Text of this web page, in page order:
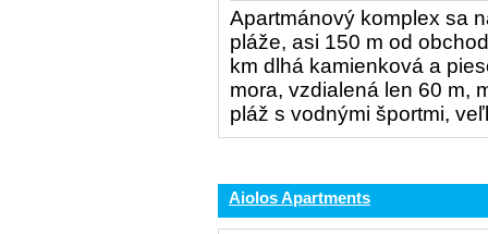
Apartmánový komplex sa
pláže, asi 150 m od
km dlhá kamienková a
mora, vzdialená len 60 m,
pláž s vodnými športmi,
Aiolos Apartments